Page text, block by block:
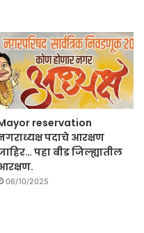
reservation
पदाचे आरक्षण
पहा बीड जिल्ह्यातील
06/10/2025